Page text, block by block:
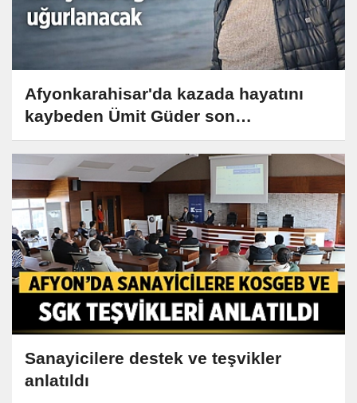
Afyonkarahisar'da kazada hayatını
kaybeden Ümit Güder son
yolculuğuna uğurlanacak
Sanayicilere destek ve teşvikler
anlatıldı